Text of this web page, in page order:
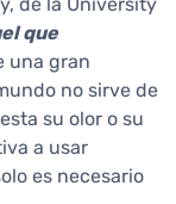
que
una gran
no sirve de
su olor o su
a usar
es necesario